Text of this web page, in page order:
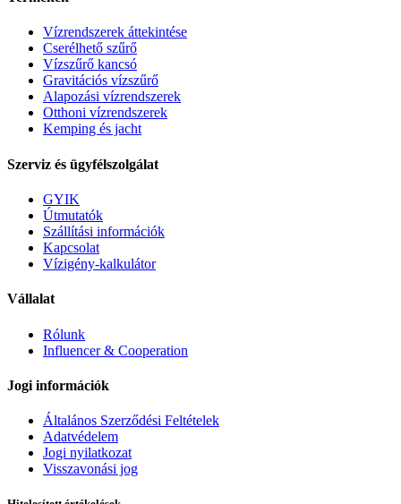
Vízrendszerek áttekintése
Cserélhető szűrő
Vízszűrő kancsó
Gravitációs vízszűrő
Alapozási vízrendszerek
Otthoni vízrendszerek
Kemping és jacht
Szerviz és ügyfélszolgálat
GYIK
Útmutatók
Szállítási információk
Kapcsolat
Vízigény-kalkulátor
Vállalat
Rólunk
Influencer & Cooperation
Jogi információk
Általános Szerződési Feltételek
Adatvédelem
Jogi nyilatkozat
Visszavonási jog